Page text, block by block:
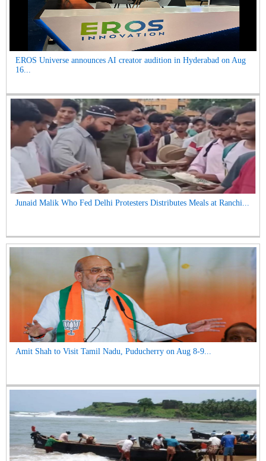
EROS Universe announces AI creator audition in Hyderabad on Aug
16...
Junaid Malik Who Fed Delhi Protesters Distributes Meals at Ranchi...
Amit Shah to Visit Tamil Nadu, Puducherry on Aug 8-9...